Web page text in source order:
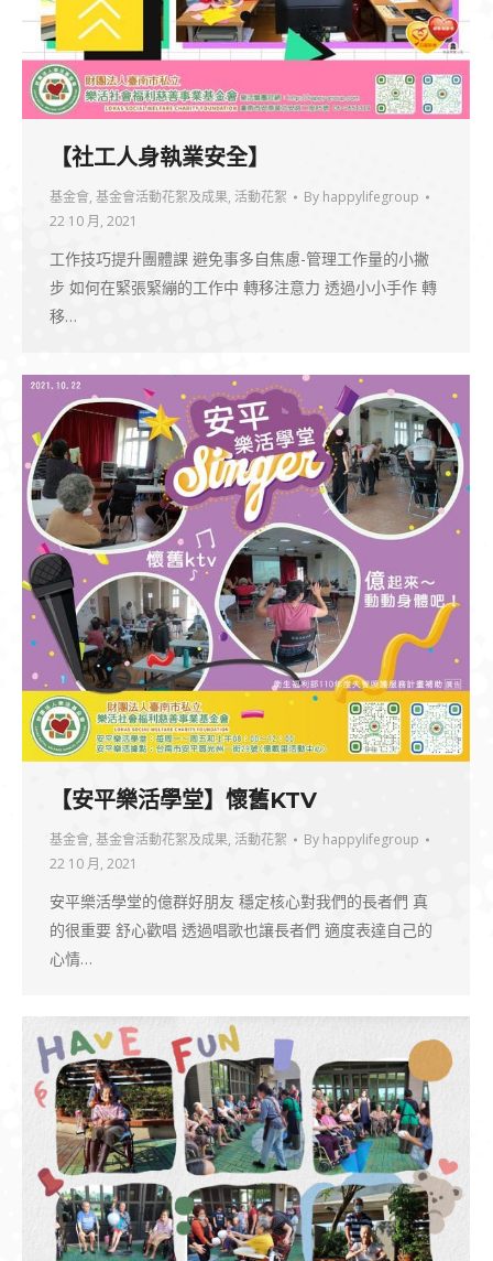
【社工人身執業安全】
基金會, 基金會活動花絮及成果, 活動花絮 By happylifegroup
22 10 月, 2021
工作技巧提升團體課 避免事多自焦慮-管理工作量的小撇
步 如何在緊張緊繃的工作中 轉移注意力 透過小小手作 轉
移…
【安平樂活學堂】懷舊KTV
基金會, 基金會活動花絮及成果, 活動花絮 By happylifegroup
22 10 月, 2021
安平樂活學堂的億群好朋友 穩定核心對我們的長者們 真
的很重要 舒心歡唱 透過唱歌也讓長者們 適度表達自己的
心情…